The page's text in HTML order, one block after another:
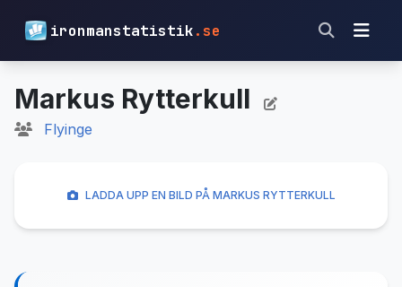
ironmanstatistik.se
Markus Rytterkull
Flyinge
LADDA UPP EN BILD PÅ MARKUS RYTTERKULL